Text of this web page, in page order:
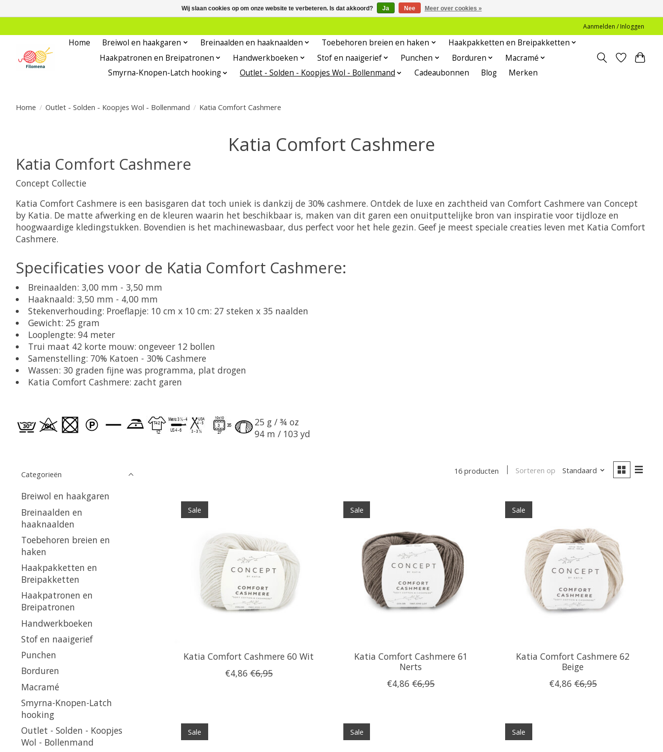
Aanmelden / Inloggen
Home Breiwol en haakgaren Breinaalden en haaknaalden Toebehoren breien en haken
Haakpakketten en Breipakketten
Haakpatronen en Breipatronen
Handwerkboeken Stof en naaigerief Punchen Borduren
Macramé
Smyrna-Knopen-Latch hooking
Outlet - Solden - Koopjes Wol - Bollenmand Cadeaubonnen Blog Merken
Home / Outlet - Solden - Koopjes Wol - Bollenmand / Katia Comfort Cashmere
Katia Comfort Cashmere
Katia Comfort Cashmere
Concept Collectie
Katia Comfort Cashmere is een basisgaren dat toch uniek is dankzij de 30% cashmere. Ontdek de luxe en zachtheid van Comfort Cashmere van Concept
by Katia. De matte afwerking en de kleuren waarin het beschikbaar is, maken van dit garen een onuitputtelijke bron van inspiratie voor tijdloze en
hoogwaardige kledingstukken. Bovendien is het machinewasbaar, dus perfect voor het hele gezin. Geef je meest speciale creaties leven met Katia Comfort
Cashmere.
Specificaties voor de Katia Comfort Cashmere:
Breinaalden: 3,00 mm - 3,50 mm
Haaknaald: 3,50 mm - 4,00 mm
Stekenverhouding: Proeflapje: 10 cm x 10 cm: 27 steken x 35 naalden
Gewicht: 25 gram
Looplengte: 94 meter
Trui maat 42 korte mouw: ongeveer 12 bollen
Samenstelling: 70% Katoen - 30% Cashmere
Wassen: 30 graden fijne was programma, plat drogen
Katia Comfort Cashmere: zacht garen
25 g / ¾ oz
94 m / 103 yd
Categorieën
Breiwol en haakgaren
Breinaalden en
haaknaalden
Toebehoren breien en
haken
Haakpakketten en
Breipakketten
Haakpatronen en
Breipatronen
Handwerkboeken
Stof en naaigerief
Punchen
Borduren
Macramé
Smyrna-Knopen-Latch
hooking
Outlet - Solden - Koopjes
Wol - Bollenmand
16 producten Sorteren op Standaard
Sale
Katia Comfort Cashmere 60 Wit
€4,86 €6,95
Sale
Katia Comfort Cashmere 61
Nerts
€4,86 €6,95
Sale
Katia Comfort Cashmere 62
Beige
€4,86 €6,95
Sale Sale Sale
Wij slaan cookies op om onze website te verbeteren. Is dat akkoord? Ja Nee Meer over cookies »